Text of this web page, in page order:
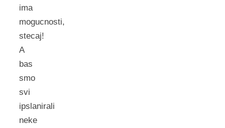
ima
mogucnosti,
stecaj!
A
bas
smo
svi
ipslanirali
neke